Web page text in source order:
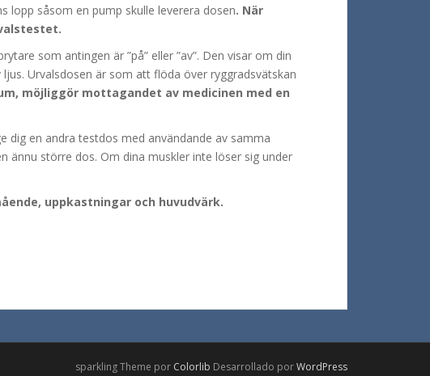
lopp såsom en pump skulle leverera dosen. När
som antingen är ”på” eller ”av”. Den visar om din
Urvalsdosen är som att flöda över ryggradsvätskan
möjliggör mottagandet av medicinen med en
dig en andra testdos med användande av samma
ännu större dos. Om dina muskler inte löser sig under
uppkastningar och huvudvärk.
sparkling Theme por Colorlib Desarrollado porWordPress